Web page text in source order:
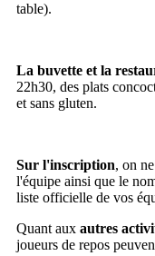
table).
La buvette et la
22h30, des plats
et sans gluten.
Sur l'inscription, on
l'équipe ainsi que le
liste officielle de vos
Quant aux autres
joueurs de repos